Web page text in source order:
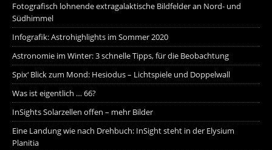
Fotografisch lohnende extragalaktische Bildfelder an Nord- und
Südhimmel
Infografik: Astrohighlights im Sommer 2020
Astronomie im Winter: 3 schnelle Tipps, für die Beobachtung
Spix‘ Blick zum Mond: Hesiodus – Lichtspiele und Doppelwall
Was ist eigentlich … 66?
InSights Solarzellen offen – mehr Bilder
Eine Landung wie nach Drehbuch: InSight steht in der Elysium
Planitia